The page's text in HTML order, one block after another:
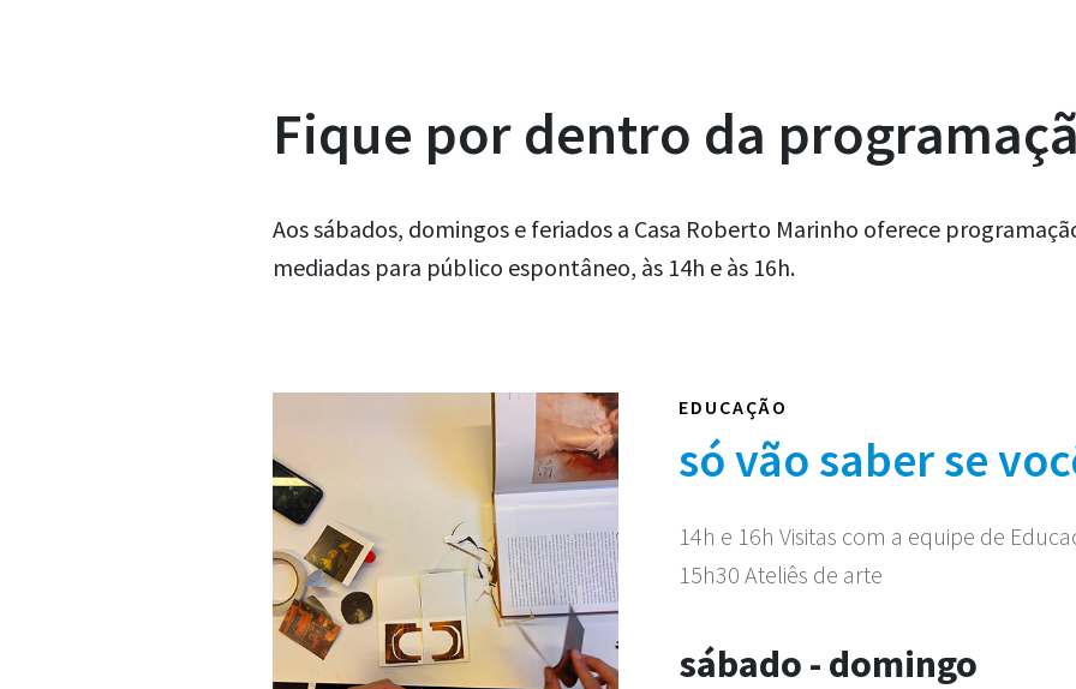
Fique por dentro da
Aos sábados, domingos e feriados a Casa Roberto Marinho oferece
mediadas para público espontâneo, às 14h e às 16h.
EDUCAÇÃO
só vão saber se
14h e 16h Visitas com a equipe de
15h30 Ateliês de arte
sábado - domingo